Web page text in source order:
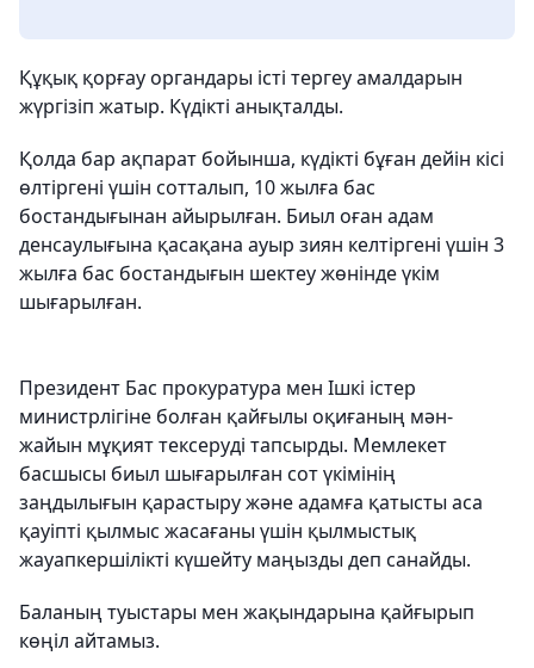
Құқық қорғау органдары істі тергеу амалдарын
жүргізіп жатыр. Күдікті анықталды.
Қолда бар ақпарат бойынша, күдікті бұған дейін кісі
өлтіргені үшін сотталып, 10 жылға бас
бостандығынан айырылған. Биыл оған адам
денсаулығына қасақана ауыр зиян келтіргені үшін 3
жылға бас бостандығын шектеу жөнінде үкім
шығарылған.
Президент Бас прокуратура мен Ішкі істер
министрлігіне болған қайғылы оқиғаның мән-
жайын мұқият тексеруді тапсырды. Мемлекет
басшысы биыл шығарылған сот үкімінің
заңдылығын қарастыру және адамға қатысты аса
қауіпті қылмыс жасағаны үшін қылмыстық
жауапкершілікті күшейту маңызды деп санайды.
Баланың туыстары мен жақындарына қайғырып
көңіл айтамыз.